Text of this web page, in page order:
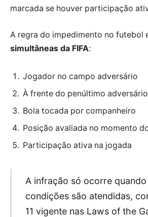
marcada se houver participação
A regra do impedimento no futebol
simultâneas da FIFA:
Jogador no campo adversário
À frente do penúltimo adversário
Bola tocada por companheiro
Posição avaliada no momento
Participação ativa na jogada
A infração só ocorre
condições são atendidas,
11 vigente nas Laws of the